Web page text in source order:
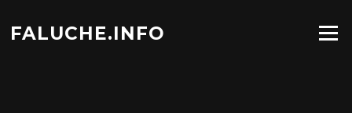
contenu
FALUCHE.INFO Menu